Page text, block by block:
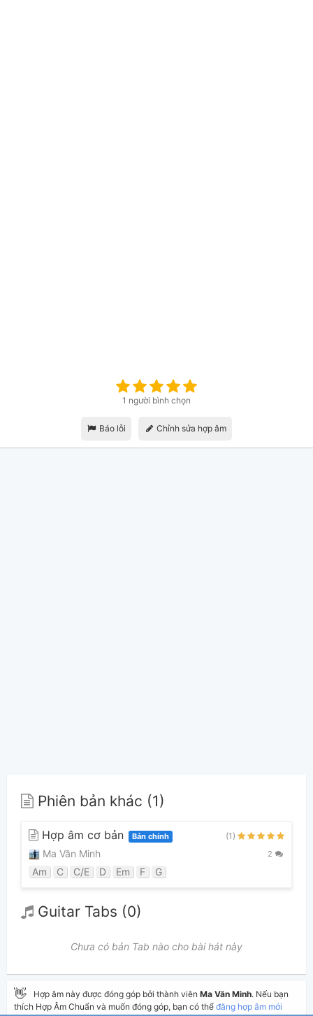
1 người bình chọn
Báo lỗi Chỉnh sửa hợp âm
Phiên bản khác (1)
Hợp âm cơ bản Bản chính (1)
Ma Văn Minh 2
Am C C/E D Em F G
Guitar Tabs (0)
Chưa có bản Tab nào cho bài hát này
👋 Hợp âm này được đóng góp bởi thành viên Ma Văn Minh. Nếu bạn
thích Hợp Âm Chuẩn và muốn đóng góp, bạn có thể đăng hợp âm mới